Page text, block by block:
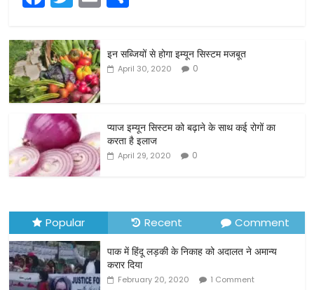
c
e
b
o
o
k
itt
er
ar
e
इन सब्जियों से होगा इम्यून सिस्टम मजबूत
April 30, 2020 0
प्याज इम्यून सिस्टम को बढ़ाने के साथ कई रोगों का
करता है इलाज
April 29, 2020 0
Popular Recent Comment
पाक में हिंदू लड़की के निकाह को अदालत ने अमान्य
करार दिया
February 20, 2020 1 Comment